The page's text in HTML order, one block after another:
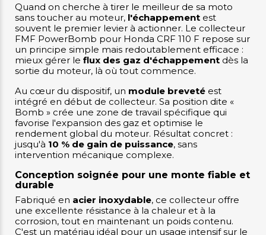
Quand on cherche à tirer le meilleur de sa moto
sans toucher au moteur, l'échappement est
souvent le premier levier à actionner. Le collecteur
FMF PowerBomb pour Honda CRF 110 F repose sur
un principe simple mais redoutablement efficace :
mieux gérer le flux des gaz d'échappement dès la
sortie du moteur, là où tout commence.
Au cœur du dispositif, un module breveté est
intégré en début de collecteur. Sa position dite «
Bomb » crée une zone de travail spécifique qui
favorise l'expansion des gaz et optimise le
rendement global du moteur. Résultat concret :
jusqu'à 10 % de gain de puissance, sans
intervention mécanique complexe.
Conception soignée pour une monte fiable et
durable
Fabriqué en acier inoxydable, ce collecteur offre
une excellente résistance à la chaleur et à la
corrosion, tout en maintenant un poids contenu.
C'est un matériau idéal pour un usage intensif sur le